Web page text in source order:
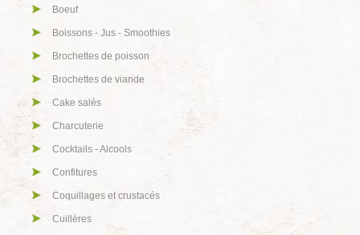
Boeuf
Boissons - Jus - Smoothies
Brochettes de poisson
Brochettes de viande
Cake salés
Charcuterie
Cocktails - Alcools
Confitures
Coquillages et crustacés
Cuillères